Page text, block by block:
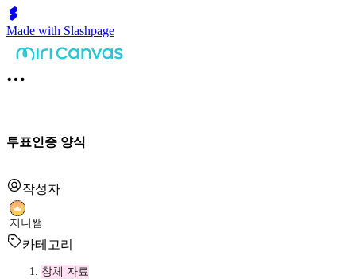
Made with Slashpage
투표인증 양식
작성자
지니쌤
카테고리
창체 자료